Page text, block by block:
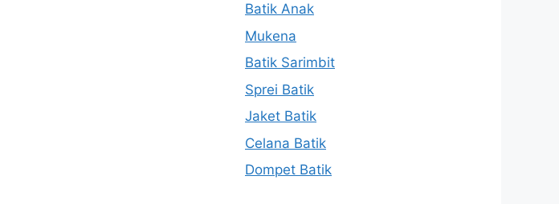
Batik Anak
Mukena
Batik Sarimbit
Sprei Batik
Jaket Batik
Celana Batik
Dompet Batik